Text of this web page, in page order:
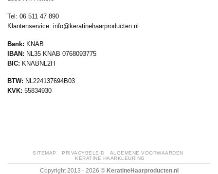
Tel: 06 511 47 890
Klantenservice: info@keratinehaarproducten.nl
Bank: KNAB
IBAN: NL35 KNAB 0768093775
BIC: KNABNL2H
BTW: NL224137694B03
KVK: 55834930
SITEMAP PRIVACYBELEID
ALGEMENE VOORWAARDEN
KERATINE HAARKLEURING
Copyright 2013 - 2026 © KeratineHaarproducten.nl